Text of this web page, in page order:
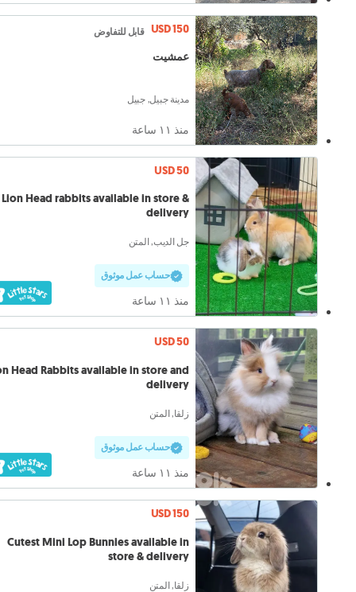
USD 150 قابل للتفاوض
عمشيت
مدينة جبيل, جبيل
منذ ١١ ساعة
USD 50
Lion Head rabbits available in store &
delivery
جل الديب, المتن
حساب عمل موثوق
منذ ١١ ساعة
USD 50
Head Rabbits available in store and
delivery
زلقا, المتن
حساب عمل موثوق
منذ ١١ ساعة
USD 150
Cutest Mini Lop Bunnies available in
store & delivery
زلقا, المتن